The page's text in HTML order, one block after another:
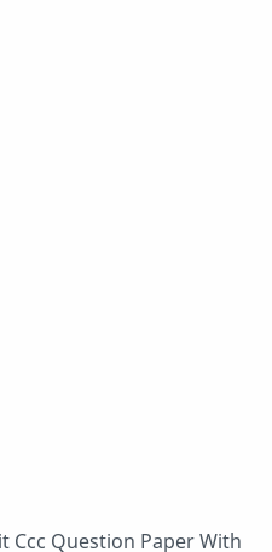
Ccc Question Paper With